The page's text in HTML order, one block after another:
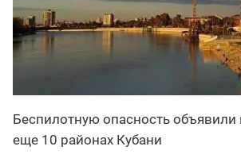
Беспилотную опасность объявили
еще 10 районах Кубани